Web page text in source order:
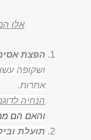
אלו
הפצת
ושקופה
אחרות.
הנחיה
והאם הם
תועלת